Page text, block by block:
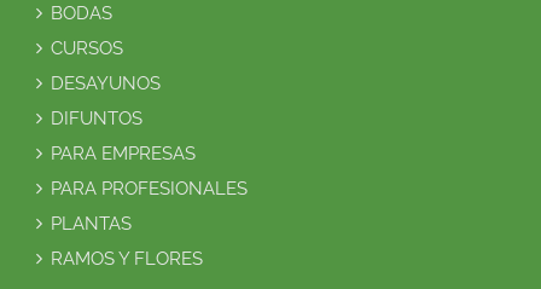
BODAS
CURSOS
DESAYUNOS
DIFUNTOS
PARA EMPRESAS
PARA PROFESIONALES
PLANTAS
RAMOS Y FLORES